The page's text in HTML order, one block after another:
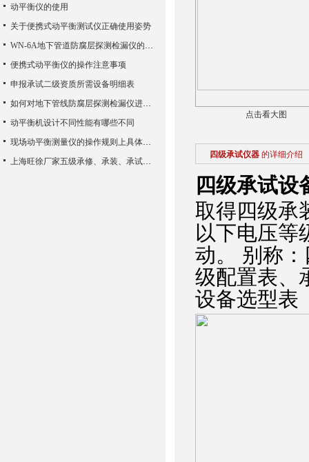
点击看大图
四级承试仪器 的详细介绍
四级承试设
取得四级承
以下电压等
动。 别称
级配置表、
设备选型表
动平衡仪的使用
关于便携式动平衡测试仪正确使用姿势
WN-6A地下管道防腐层探测检漏仪的特点及其优势
便携式动平衡仪的操作注意事项
申报承试二级资质所需设备明细表
如何对地下管线防腐层探测检漏仪进行维护和保养？
动平衡机设计不同性能有哪些不同
现场动平衡测量仪的操作规则上具体结果
上海旺徐厂家五级承修、承装、承试类资质主要试验设备配置表